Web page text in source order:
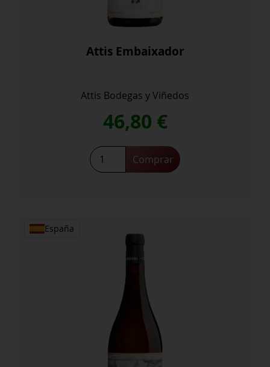
Attis Embaixador
Attis Bodegas y Viñedos
46,80 €
Attis
Embaixador
Comprar
España